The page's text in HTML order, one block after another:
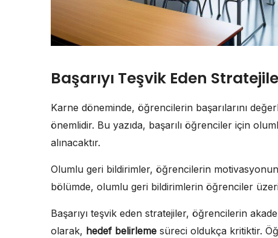
Başarıyı Teşvik Eden
Karne döneminde, öğrencilerin başarılarını
önemlidir. Bu yazıda, başarılı öğrenciler için
alınacaktır.
Olumlu geri bildirimler, öğrencilerin
bölümde, olumlu geri bildirimlerin öğrenciler
Başarıyı teşvik eden stratejiler, öğrencilerin
olarak, hedef belirleme süreci oldukça kritiktir.